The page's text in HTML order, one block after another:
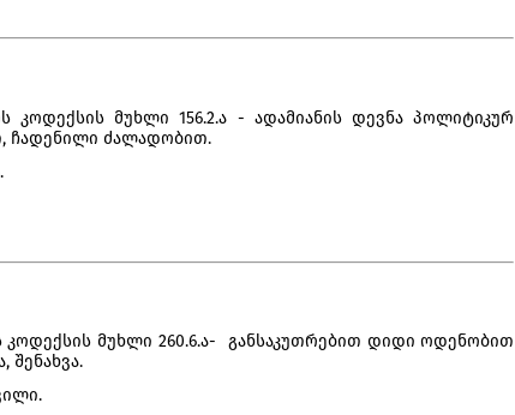
კოდექსის მუხლი 156.2.ა - ადამიანის დევნა პოლიტიკურ
ჩადენილი ძალადობით.
მუხლი 260.6.ა-  განსაკუთრებით დიდი ოდენობით
შენახვა.